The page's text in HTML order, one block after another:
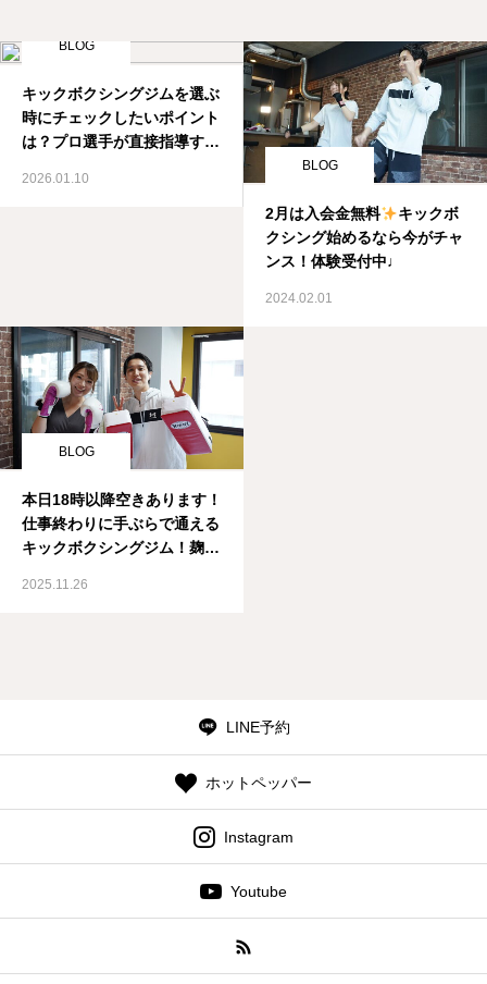
BLOG
キックボクシングジムを選ぶ
時にチェックしたいポイント
は？プロ選手が直接指導する
2026.01.10
BLOG
2月は入会金無料
キックボ
クシング始めるなら今がチャ
ンス！体験受付中♩
2024.02.01
BLOG
本日18時以降空きあります！
仕事終わりに手ぶらで通える
キックボクシングジム！麹町
2025.11.26
LINE予約
ホットペッパー
Instagram
Youtube